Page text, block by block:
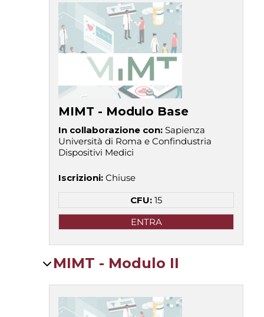
MIMT - Modulo Base
In collaborazione con: Sapienza
Università di Roma e Confindustria
Dispositivi Medici
Iscrizioni: Chiuse
CFU: 15
ENTRA
MIMT - Modulo II